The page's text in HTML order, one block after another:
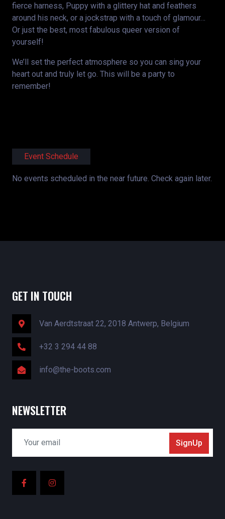
fierce harness, Puppy with a glittery hat and feathers
around his neck, or a jockstrap with a touch of glamour…
Or just the best, most fabulous queer version of
yourself!
We’ll set the perfect atmosphere so you can sing your
heart out and truly let go. This will be a party to
remember!
Event Schedule
No events scheduled in the near future. Check again later.
GET IN TOUCH
Van Aerdtstraat 22, 2018 Antwerp, Belgium
+32 3 294 44 88
info@the-boots.com
NEWSLETTER
SignUp